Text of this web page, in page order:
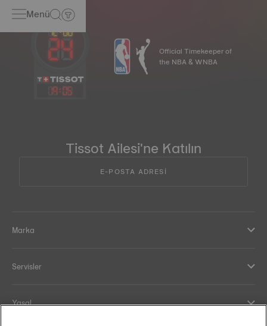
Menü
19:05
Official Timekeeper of
the NBA & WNBA
Tissot Ailesi'ne Katılın
E-POSTA ADRESİ
Marka
Servisler
Yasal